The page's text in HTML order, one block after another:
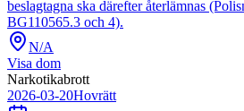
beslagtagna ska därefter återlämnas
BG110565.3 och 4).
N/A
Visa dom
Narkotikabrott
2026-03-20Hovrätt